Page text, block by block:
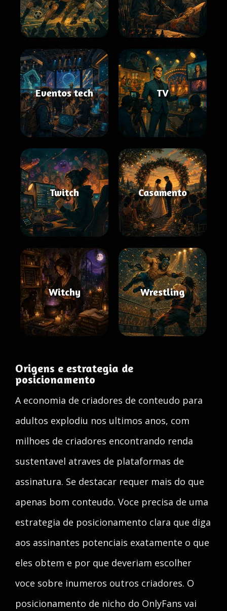
Eventos tech TV
Twitch Casamento
Witchy Wrestling
Origens e estrategia de
posicionamento
A economia de criadores de conteudo para
adultos explodiu nos ultimos anos, com
milhoes de criadores encontrando renda
sustentavel atraves de plataformas de
assinatura. Se destacar requer mais do que
apenas bom conteudo. Voce precisa de uma
estrategia de posicionamento clara que diga
aos assinantes potenciais exatamente o que
eles obtem e por que deveriam escolher
voce sobre inumeros outros criadores. O
posicionamento de nicho do OnlyFans vai